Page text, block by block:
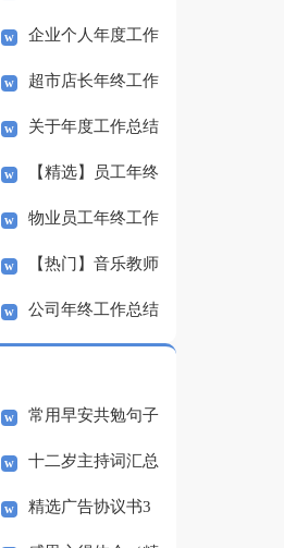
作总结企业个人年度工作
总结超市店长年终工作
总结关于年度工作总结
范文汇编八篇
【精选】员工年终
工作总结3篇
物业员工年终工作
总结 【热门】音乐教师
的工作总结3篇
公司年终工作总结
常用早安共勉句子
语录27句
十二岁主持词汇总
5篇 精选广告协议书3